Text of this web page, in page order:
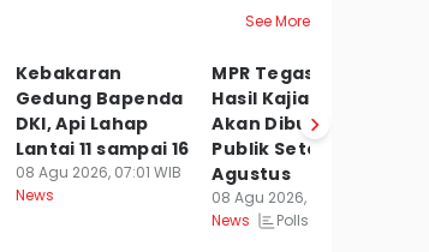
See More
Kebakaran
Gedung Bapenda
DKI, Api Lahap
Lantai 11 sampai 16
08 Agu 2026, 07:01 WIB
News
MPR Tegaskan
Hasil Kajian PPHN
Akan Dibuka ke
Publik Setelah 17
Agustus
08 Agu 2026, 07:00 WIB
News
Polls